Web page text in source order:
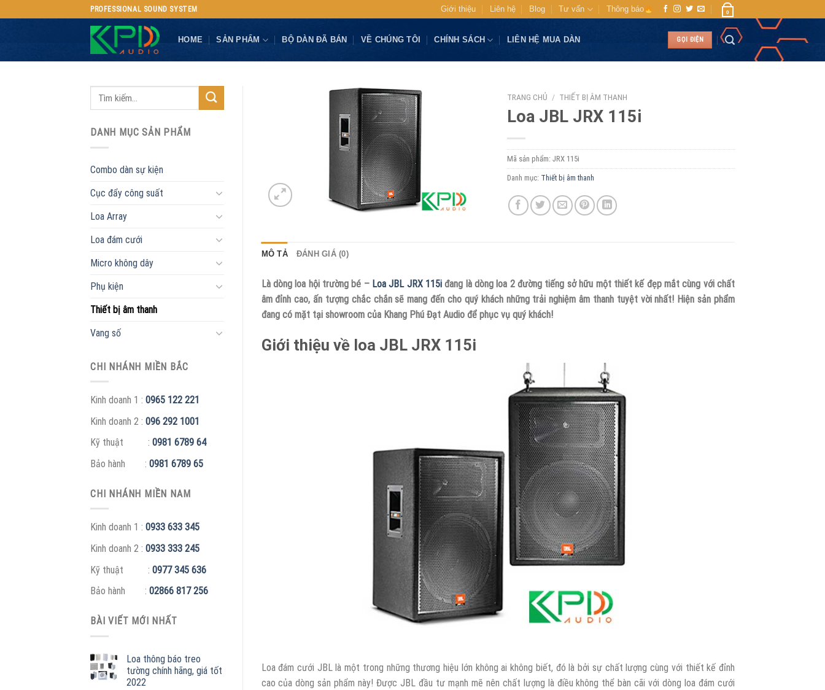
to
PROFESSIONAL SOUND SYSTEM Giới thiệu Liên hệ Blog Tư vấn Thông báo 0
HOME SẢN PHẨM BỘ DÀN ĐÃ BÁN VỀ CHÚNG TÔI CHÍNH SÁCH LIÊN HỆ MUA DÀN GỌI ĐIỆN
DANH MỤC SẢN PHẨM
Combo dàn sự kiện
Cục đẩy công suất
Loa Array
Loa đám cưới
Micro không dây
Phụ kiện
Thiết bị âm thanh
Vang số
CHI NHÁNH MIỀN BẮC
Kinh doanh 1 : 0965 122 221
Kinh doanh 2 : 096 292 1001
Kỹ thuật : 0981 6789 64
Bảo hành : 0981 6789 65
CHI NHÁNH MIỀN NAM
Kinh doanh 1 : 0933 633 345
Kinh doanh 2 : 0933 333 245
Kỹ thuật : 0977 345 636
Bảo hành : 02866 817 256
BÀI VIẾT MỚI NHẤT
Loa thông báo treo
tường chính hãng, giá tốt
2022
TRANG CHỦ / THIẾT BỊ ÂM THANH
Loa JBL JRX 115i
Mã sản phẩm:JRX 115i
Danh mục: Thiết bị âm thanh
MÔ TẢ ĐÁNH GIÁ (0)
Là dòng loa hội trường bé – Loa JBL JRX 115i đang là dòng loa 2 đường tiếng sở hữu một thiết kế đẹp mắt cùng với chất
âm đỉnh cao, ấn tượng chắc chắn sẽ mang đến cho quý khách những trải nghiệm âm thanh tuyệt vời nhất! Hiện sản phẩm
đang có mặt tại showroom của Khang Phú Đạt Audio để phục vụ quý khách!
Giới thiệu về loa JBL JRX 115i
Loa đám cưới JBL là một trong những thương hiệu lớn không ai không biết, đó là bởi sự chất lượng cùng với thiết kế đỉnh
cao của dòng sản phẩm này! Được JBL đầu tư mạnh mẽ nên chất lượng là điều không thể bàn cãi với dòng loa đám cưới